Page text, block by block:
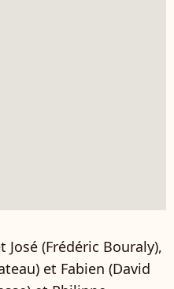
José (Frédéric Bouraly),
et Fabien (David